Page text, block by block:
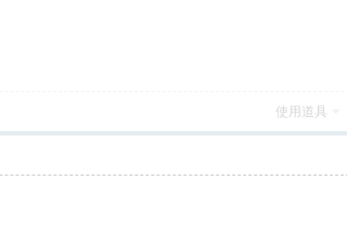
使用道具